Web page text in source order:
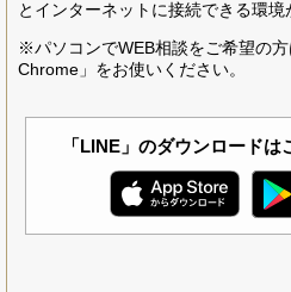
とインターネットに接続できる環境
※パソコンでWEB相談をご希望の
Chrome」をお使いください。
「LINE」のダウンロードは